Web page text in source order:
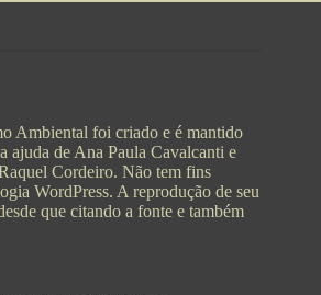
Ambiental foi criado e é mantido
ajuda de Ana Paula Cavalcanti e
Cordeiro. Não tem fins
WordPress. A reprodução de seu
que citando a fonte e também